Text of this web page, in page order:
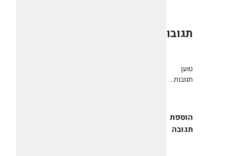
תגובות
טוען
תגובות...
הוספת
תגובה